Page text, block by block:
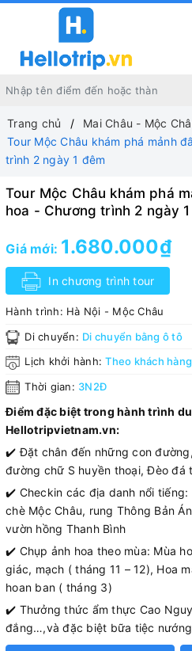
Trang chủ
Mai Châu - Mộc
Tour Mộc Châu khám phá mảnh
trình 2 ngày 1 đêm
Tour Mộc Châu khám phá
hoa - Chương trình 2 ngày
Giá mới: 1.680.000₫
In chương trình tour
Hành trình: Hà Nội - Mộc Châu
Di chuyển: Di chuyển bằng ô tô
Lịch khởi hành:Theo khách hàng
Thời gian: 3N2Đ
Điểm đặc biệt trong hành trình
Hellotripvietnam.vn:
✔️ Đặt chân đến những con
đường chữ S huyền thoại, Đèo đá
✔️ Checkin các địa danh nổi tiếng:
chè Mộc Châu, rung Thông Bản
vườn hồng Thanh Bình
✔️ Chụp ảnh hoa theo mùa: Mùa
giác, mạch ( tháng 11 – 12), Hoa
hoan ban ( tháng 3)
✔️ Thưởng thức ẩm thực Cao
đắng…,và đặc biệt bữa tiệc